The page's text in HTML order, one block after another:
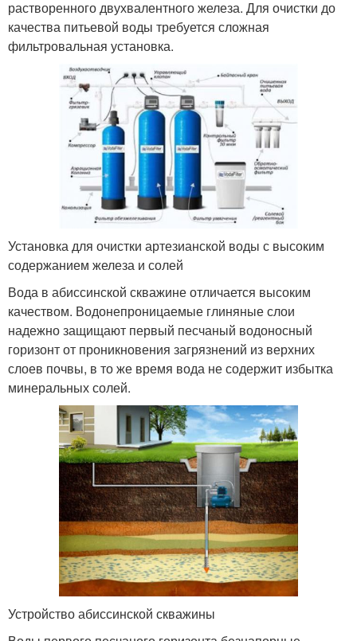
растворенного двухвалентного железа. Для очистки до
качества питьевой воды требуется сложная
фильтровальная установка.
Установка для очистки артезианской воды с высоким
содержанием железа и солей
Вода в абиссинской скважине отличается высоким
качеством. Водонепроницаемые глиняные слои
надежно защищают первый песчаный водоносный
горизонт от проникновения загрязнений из верхних
слоев почвы, в то же время вода не содержит избытка
минеральных солей.
Устройство абиссинской скважины